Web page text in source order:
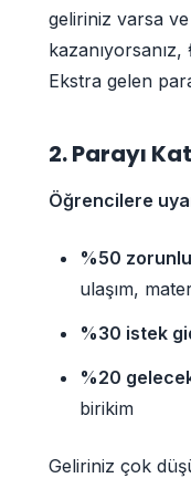
geliriniz varsa
Ekstra gelen
2. Parayı
Öğrencilere
%50
ulaşım,
%30 istek
%20
birikim
Geliriniz çok